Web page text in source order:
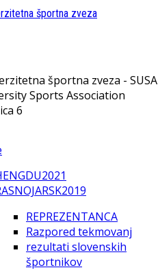
športna zveza - SUSA
Sports Association
6
REPREZENTANCA
Razpored tekmovanj
rezultati slovenskih
športnikov